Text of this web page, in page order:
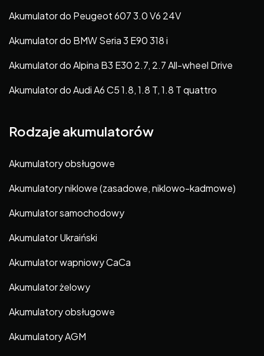
Akumulator do Peugeot 607 3.0 V6 24V
Akumulator do BMW Seria 3 E90 318 i
Akumulator do Alpina B3 E30 2.7, 2.7 All-wheel Drive
Akumulator do Audi A6 C5 1.8, 1.8 T, 1.8 T quattro
Rodzaje akumulatorów
Akumulatory obsługowe
Akumulatory niklowe (zasadowe, niklowo-kadmowe)
Akumulator samochodowy
Akumulator Ukraiński
Akumulator wapniowy CaCa
Akumulator żelowy
Akumulatory obsługowe
Akumulatory AGM